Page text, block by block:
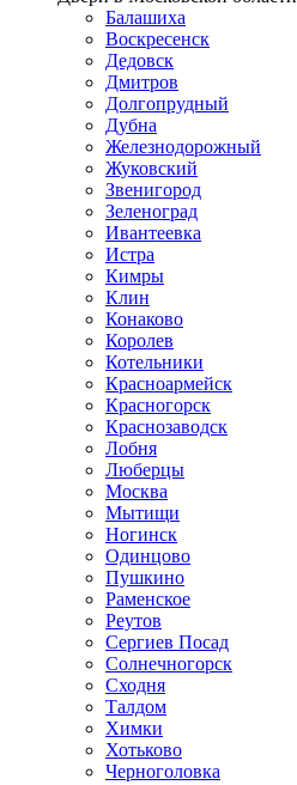
Балашиха
Воскресенск
Дедовск
Дмитров
Долгопрудный
Дубна
Железнодорожный
Жуковский
Звенигород
Зеленоград
Ивантеевка
Истра
Кимры
Клин
Конаково
Королев
Котельники
Красноармейск
Красногорск
Краснозаводск
Лобня
Люберцы
Москва
Мытищи
Ногинск
Одинцово
Пушкино
Раменское
Реутов
Сергиев Посад
Солнечногорск
Сходня
Талдом
Химки
Хотьково
Черноголовка